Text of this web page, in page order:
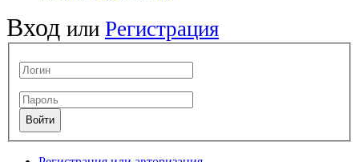
Вход или Регистрация